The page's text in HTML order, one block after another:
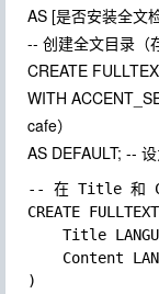
AS [是否安装全文
-- 创建全文目录（
CREATE
WITH
cafe）
AS DEFAULT; --
CREATE FULLTEXT
    Title
    Content